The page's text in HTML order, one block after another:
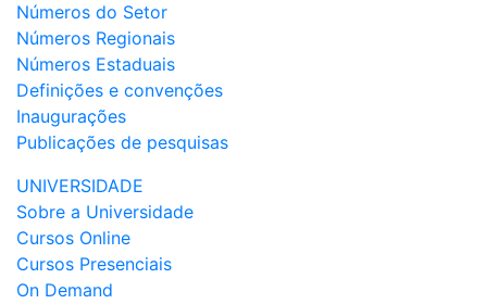
Números do Setor
Números Regionais
Números Estaduais
Definições e convenções
Inaugurações
Publicações de pesquisas
UNIVERSIDADE
Sobre a Universidade
Cursos Online
Cursos Presenciais
On Demand